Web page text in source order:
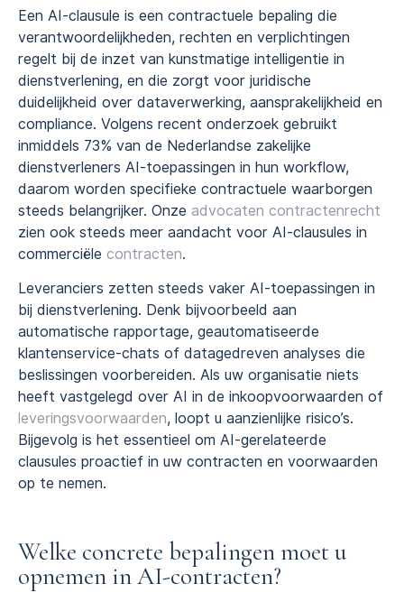
Een AI-clausule is een contractuele bepaling die
verantwoordelijkheden, rechten en verplichtingen
regelt bij de inzet van kunstmatige intelligentie in
dienstverlening, en die zorgt voor juridische
duidelijkheid over dataverwerking, aansprakelijkheid en
compliance. Volgens recent onderzoek gebruikt
inmiddels 73% van de Nederlandse zakelijke
dienstverleners AI-toepassingen in hun workflow,
daarom worden specifieke contractuele waarborgen
steeds belangrijker. Onze advocaten contractenrecht
zien ook steeds meer aandacht voor AI-clausules in
commerciële contracten.
Leveranciers zetten steeds vaker AI-toepassingen in
bij dienstverlening. Denk bijvoorbeeld aan
automatische rapportage, geautomatiseerde
klantenservice-chats of datagedreven analyses die
beslissingen voorbereiden. Als uw organisatie niets
heeft vastgelegd over AI in de inkoopvoorwaarden of
leveringsvoorwaarden, loopt u aanzienlijke risico’s.
Bijgevolg is het essentieel om AI-gerelateerde
clausules proactief in uw contracten en voorwaarden
op te nemen.
Welke concrete bepalingen moet u
opnemen in AI-contracten?